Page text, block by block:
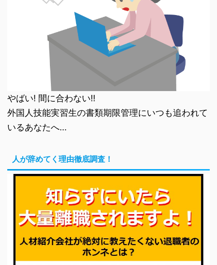
やばい! 間に合わない!!
外国人技能実習生の書類期限管理にいつも追われて
いるあなたへ…
人が辞めてく理由徹底調査！